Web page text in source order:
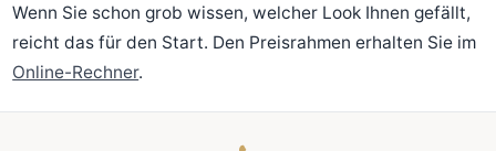
Wenn Sie schon grob wissen, welcher Look Ihnen gefällt,
reicht das für den Start. Den Preisrahmen erhalten Sie im
Online-Rechner.